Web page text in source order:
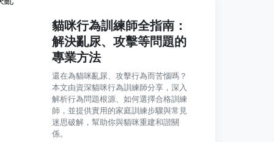
貓咪行為訓練師全指南：
解決亂尿、攻擊等問題的
專業方法
還在為貓咪亂尿、攻擊行為而苦惱嗎？
本文由資深貓咪行為訓練師分享，深入
解析行為問題根源、如何選擇合格訓練
師，並提供實用的家庭訓練步驟與常見
迷思破解，幫助你與貓咪重建和諧關
係。